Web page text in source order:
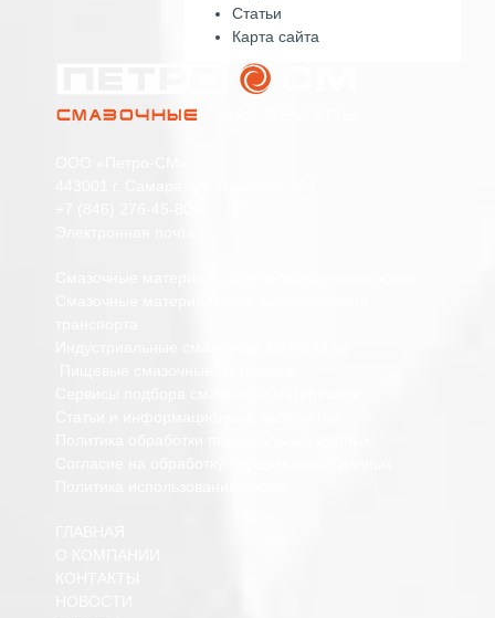
Статьи
Карта сайта